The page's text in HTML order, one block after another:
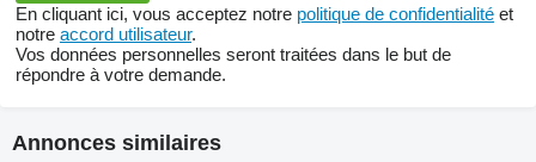
En cliquant ici, vous acceptez notre politique de confidentialité et
notre accord utilisateur.
Vos données personnelles seront traitées dans le but de
répondre à votre demande.
Annonces similaires